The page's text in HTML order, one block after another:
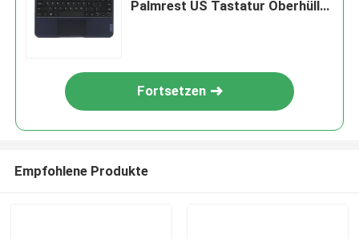
Palmrest US Tastatur Oberhülle
Fortsetzen
Empfohlene Produkte